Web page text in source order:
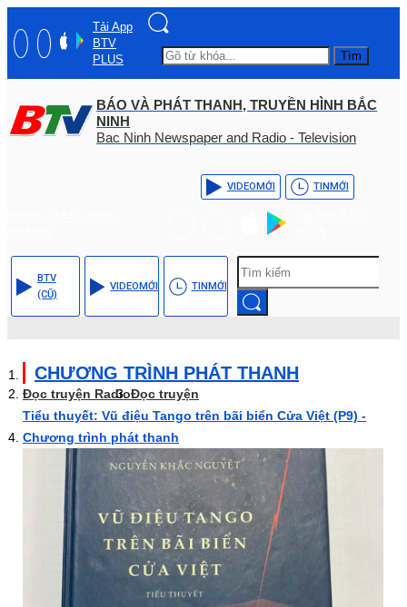
Tải App
BTV
PLUS
Tìm
BÁO VÀ PHÁT THANH, TRUYỀN HÌNH BẮC
NINH
Bac Ninh Newspaper and Radio - Television
VIDEOMỚI TINMỚI
BTV
(CŨ)
VIDEOMỚI TINMỚI
CHƯƠNG TRÌNH PHÁT THANH
Đọc truyện RadioĐọc truyện
Tiểu thuyết: Vũ điệu Tango trên bãi biển Cửa Việt (P9) -
Chương trình phát thanh